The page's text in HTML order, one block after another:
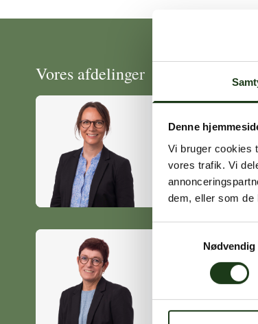
Denne
Vi bruger cookies
vores trafik. Vi
dem, eller som de
Samtykkevalg
Nødvendig
Vores afdelinger
Heidi Ørskov
Holbæk
59 45 10 14
Birgitte Poulsen
59 31 75 95